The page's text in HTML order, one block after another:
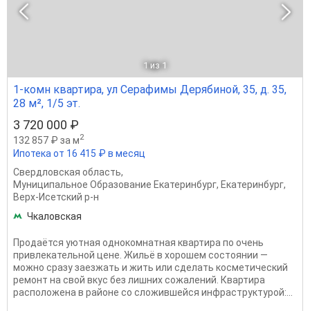
1 из 1
1-комн квартира, ул Серафимы Дерябиной, 35, д. 35,
28 м², 1/5 эт.
3 720 000 ₽
132 857 ₽ за м2
Ипотека от 16 415 ₽ в месяц
Свердловская область,
Муниципальное Образование Екатеринбург, Екатеринбург,
Верх-Исетский р-н
Чкаловская
Продаётся уютная однокомнатная квартира по очень
привлекательной цене. Жильё в хорошем состоянии —
можно сразу заезжать и жить или сделать косметический
ремонт на свой вкус без лишних сожалений. Квартира
расположена в районе со сложившейся инфраструктурой:...